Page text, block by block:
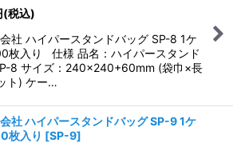
(税込)
社 ハイパースタンドバッグ SP-8 1ケ
枚入り 仕様 品名：ハイパースタンド
8 サイズ：240×240+60mm (袋巾×長
ト) ケー…
社 ハイパースタンドバッグ SP-9 1ケ
枚入り [SP-9]